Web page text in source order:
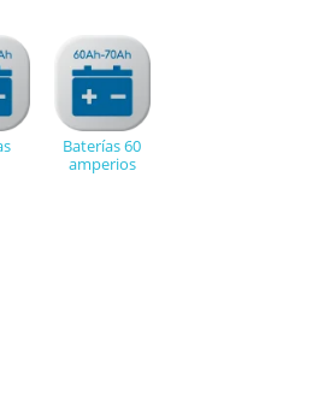
Baterías 60
amperios